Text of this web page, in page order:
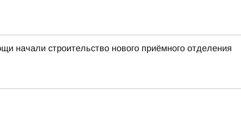
начали строительство нового приёмного отделения